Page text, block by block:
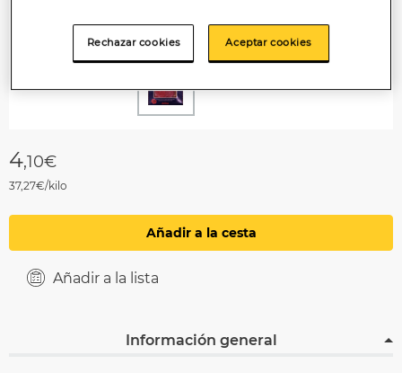
4,10€
37,27€/kilo
Añadir a la cesta
Añadir a la lista
Información general
Rechazar cookies Aceptar cookies